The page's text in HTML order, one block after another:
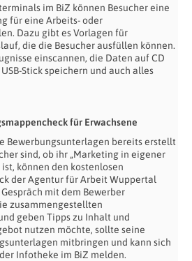
im BiZ können Besucher eine
für eine Arbeits- oder
Dazu gibt es Vorlagen für
die die Besucher ausfüllen können.
einscannen, die Daten auf CD
Stick speichern und auch alles
für Erwachsene
Bewerbungsunterlagen bereits erstellt
sind, ob ihr „Marketing in eigener
können den kostenlosen
der Agentur für Arbeit Wuppertal
mit dem Bewerber
zusammengestellten
geben Tipps zu Inhalt und
nutzen möchte, sollte seine
mitbringen und kann sich
Infotheke im BiZ melden.